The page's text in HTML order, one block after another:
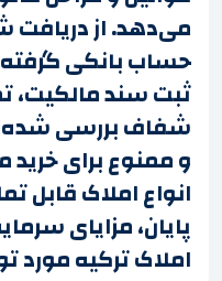
می‌دهد. از دریافت
حساب بانکی گرفته
ثبت سند مالکیت،
شفاف بررسی
و ممنوع برای
انواع املاک
پایان، مزایای
املاک ترکیه مورد